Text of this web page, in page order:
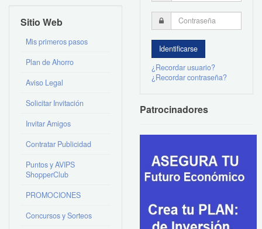
Sitio Web
Mis primeros pasos
Plan de Ahorro
Aviso Legal
Solicitar Invitación
Invitar Amigos
Contratar Publicidad
Puntos y AVIPS
ShopperClub
PROMOCIONES
Concursos y Sorteos
¿Recordar usuario?
¿Recordar contraseña?
Patrocinadores